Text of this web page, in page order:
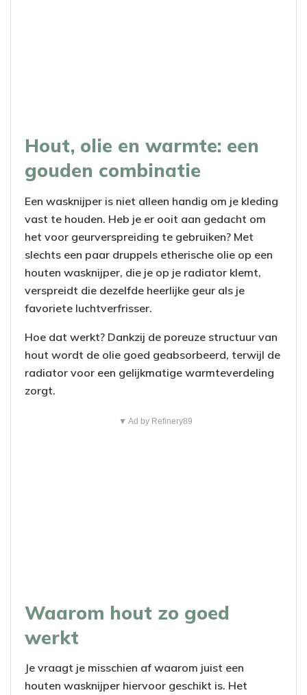
Hout, olie en warmte: een
gouden combinatie
Een wasknijper is niet alleen handig om je kleding
vast te houden. Heb je er ooit aan gedacht om
het voor geurverspreiding te gebruiken? Met
slechts een paar druppels etherische olie op een
houten wasknijper, die je op je radiator klemt,
verspreidt die dezelfde heerlijke geur als je
favoriete luchtverfrisser.
Hoe dat werkt? Dankzij de poreuze structuur van
hout wordt de olie goed geabsorbeerd, terwijl de
radiator voor een gelijkmatige warmteverdeling
zorgt.
▼ Ad by Refinery89
Waarom hout zo goed
werkt
Je vraagt je misschien af waarom juist een
houten wasknijper hiervoor geschikt is. Het